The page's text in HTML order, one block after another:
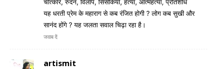
यह धरती प्रेम के महाराग से कब रंजित होगी ? लोग कब सुखी और
सानंद होंगे ? यह जलता सवाल चिढ़ा रहा है।
जवाब दें
artismit